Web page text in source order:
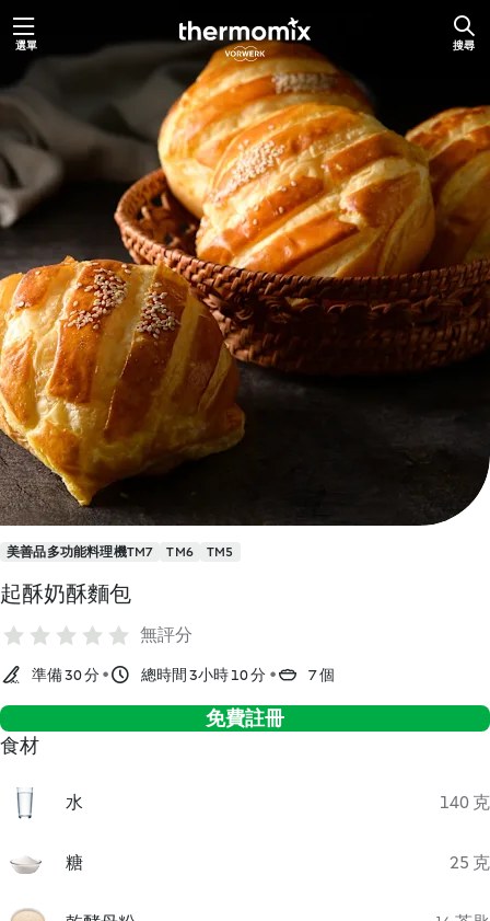
跳
主
要
容
選單 搜尋
美善品多功能料理機TM7 TM6 TM5
起酥奶酥麵包
無評分
準備 30 分 總時間 3小時 10 分 7 個
免費註冊
食材
水 140 克
糖 25 克